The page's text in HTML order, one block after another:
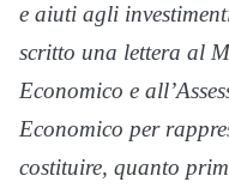
e aiuti agli
scritto una lettera al
Economico e
Economico per
costituire, quanto